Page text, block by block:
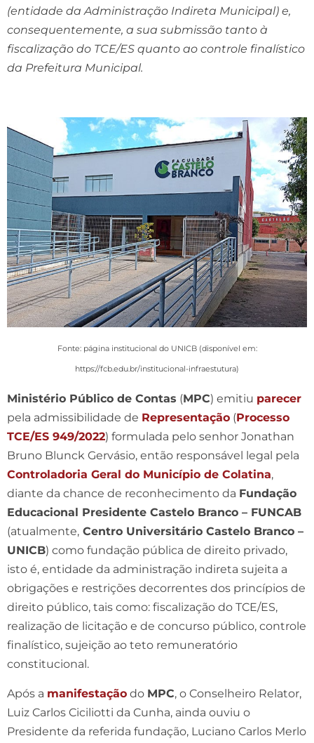
(entidade da Administração Indireta Municipal) e,
consequentemente, a sua submissão tanto à
fiscalização do TCE/ES quanto ao controle finalístico
da Prefeitura Municipal.
Fonte: página institucional do UNICB (disponível em:
https://fcb.edu.br/institucional-infraestutura)
Ministério Público de Contas (MPC) emitiu parecer
pela admissibilidade de Representação (Processo
TCE/ES 949/2022) formulada pelo senhor Jonathan
Bruno Blunck Gervásio, então responsável legal pela
Controladoria Geral do Município de Colatina,
diante da chance de reconhecimento da Fundação
Educacional Presidente Castelo Branco – FUNCAB
(atualmente, Centro Universitário Castelo Branco –
UNICB) como fundação pública de direito privado,
isto é, entidade da administração indireta sujeita a
obrigações e restrições decorrentes dos princípios de
direito público, tais como: fiscalização do TCE/ES,
realização de licitação e de concurso público, controle
finalístico, sujeição ao teto remuneratório
constitucional.
Após a manifestação do MPC, o Conselheiro Relator,
Luiz Carlos Ciciliotti da Cunha, ainda ouviu o
Presidente da referida fundação, Luciano Carlos Merlo